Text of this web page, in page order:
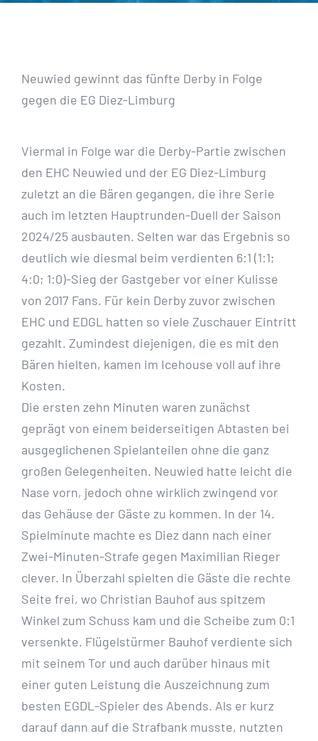
Neuwied gewinnt das fünfte Derby in Folge
gegen die EG Diez-Limburg
Viermal in Folge war die Derby-Partie zwischen
den EHC Neuwied und der EG Diez-Limburg
zuletzt an die Bären gegangen, die ihre Serie
auch im letzten Hauptrunden-Duell der Saison
2024/25 ausbauten. Selten war das Ergebnis so
deutlich wie diesmal beim verdienten 6:1 (1:1;
4:0; 1:0)-Sieg der Gastgeber vor einer Kulisse
von 2017 Fans. Für kein Derby zuvor zwischen
EHC und EDGL hatten so viele Zuschauer Eintritt
gezahlt. Zumindest diejenigen, die es mit den
Bären hielten, kamen im Icehouse voll auf ihre
Kosten.
Die ersten zehn Minuten waren zunächst
geprägt von einem beiderseitigen Abtasten bei
ausgeglichenen Spielanteilen ohne die ganz
großen Gelegenheiten. Neuwied hatte leicht die
Nase vorn, jedoch ohne wirklich zwingend vor
das Gehäuse der Gäste zu kommen. In der 14.
Spielminute machte es Diez dann nach einer
Zwei-Minuten-Strafe gegen Maximilian Rieger
clever. In Überzahl spielten die Gäste die rechte
Seite frei, wo Christian Bauhof aus spitzem
Winkel zum Schuss kam und die Scheibe zum 0:1
versenkte. Flügelstürmer Bauhof verdiente sich
mit seinem Tor und auch darüber hinaus mit
einer guten Leistung die Auszeichnung zum
besten EGDL-Spieler des Abends. Als er kurz
darauf dann auf die Strafbank musste, nutzten